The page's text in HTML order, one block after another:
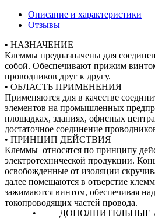
Описание и характеристики
Отзывы
• НАЗНАЧЕНИЕ
Клеммы предназначены для
собой. Обеспечивают прижим
проводников друг к другу.
• ОБЛАСТЬ ПРИМЕНЕНИЯ
Применяются для в качестве
элементов на промышленных
площадках, зданиях, офисных
достаточное соединение
• ПРИНЦИП ДЕЙСТВИЯ
Клеммы относятся по принципу
электротехнической продукции.
освобожденные от изоляции
далее помещаются в отверстие
зажимаются винтом, обеспечивая
токопроводящих частей провода.
• ДОПОЛНИТЕЛЬНЫЕ